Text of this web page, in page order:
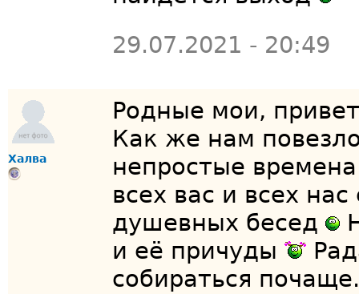
29.07.2021 - 20:49
Халва
Родные мои,
Как же нам
непростые
всех вас и всех
душевных бесед
и её причуды
собираться